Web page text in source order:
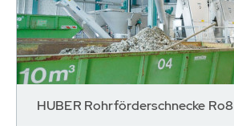
HUBER Rohrförderschnecke Ro8